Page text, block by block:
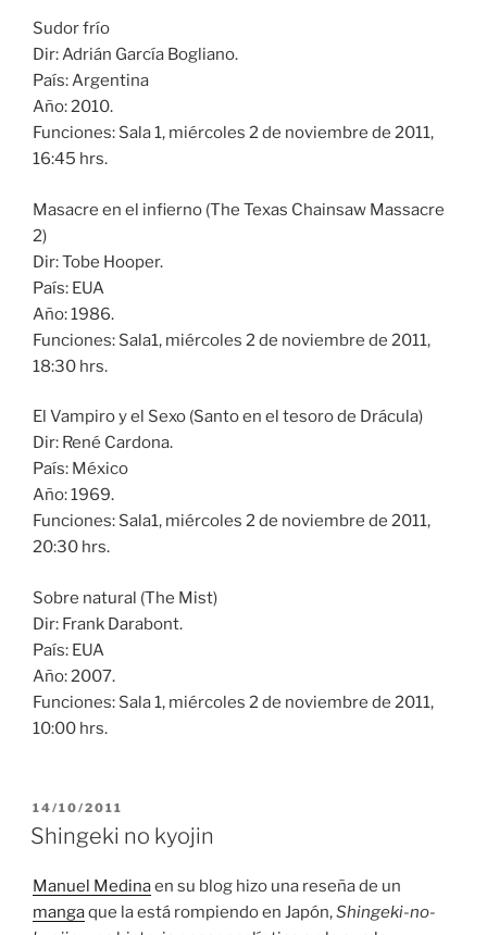
Sudor frío
Dir: Adrián García Bogliano.
País: Argentina
Año: 2010.
Funciones: Sala 1, miércoles 2 de noviembre de 2011,
16:45 hrs.
Masacre en el infierno (The Texas Chainsaw Massacre
2)
Dir: Tobe Hooper.
País: EUA
Año: 1986.
Funciones: Sala1, miércoles 2 de noviembre de 2011,
18:30 hrs.
El Vampiro y el Sexo (Santo en el tesoro de Drácula)
Dir: René Cardona.
País: México
Año: 1969.
Funciones: Sala1, miércoles 2 de noviembre de 2011,
20:30 hrs.
Sobre natural (The Mist)
Dir: Frank Darabont.
País: EUA
Año: 2007.
Funciones: Sala 1, miércoles 2 de noviembre de 2011,
10:00 hrs.
PUBLICADO
EL
14/10/2011
Shingeki no kyojin
Manuel Medinaen su blog hizo una reseña de un
mangaque la está rompiendo en Japón,Shingeki-no-